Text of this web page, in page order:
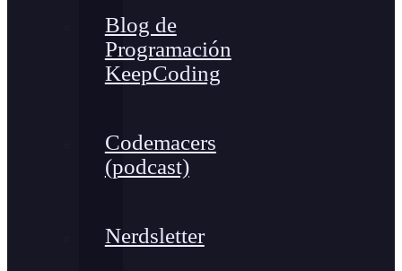
Blog de
Programación
KeepCoding
Codemacers
(podcast)
Nerdsletter